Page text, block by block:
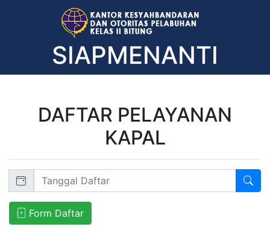
SIAPMENANTI
DAFTAR PELAYANAN
KAPAL
Form Daftar